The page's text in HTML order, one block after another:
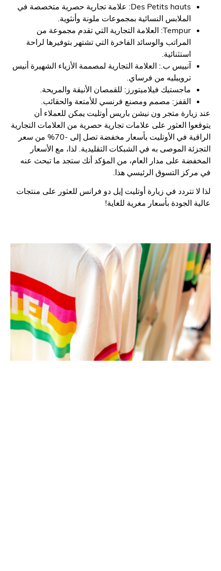
Des Petits hauts: علامة تجارية حصرية متخصصة في
الملابس النسائية بمجموعات ملونة وأنثوية.
Tempur: العلامة التجارية التي تقدم مجموعة من
المراتب والوسائد الفاخرة التي تشتهر بتوفيرها لراحة
استثنائية.
آنييس ب.: العلامة التجارية لمصممة الأزياء الشهيرة أنيس
ترويبليه من فرساي.
ماجستيك فيلاميتورز: للقمصان الأنيقة والمريحة.
القفز: مصمم ومصنع فرنسي للأمتعة والحقائب.
متجر ون نيشن باريس أوتليت يمكن للعملاء أن
العثور على علامات تجارية حصرية من العلامات التجارية
الراقية في الأوتليت بأسعار مخفضة تصل إلى -70% من سعر
الموصى به في الشبكات التقليدية. لذا، مع الأسعار
على مدار العام، من المؤكد أنك ستجد ما تبحث عنه
التسوق الرئيسي هذا.
تتردد في زيارة أوتليت إيل دو فرانس للعثور على منتجات
الجودة بأسعار مغرية للغاية!